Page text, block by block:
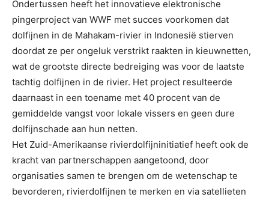
Ondertussen heeft het innovatieve elektronische
pingerproject van WWF met succes voorkomen dat
dolfijnen in de Mahakam-rivier in Indonesië stierven
doordat ze per ongeluk verstrikt raakten in kieuwnetten,
wat de grootste directe bedreiging was voor de laatste
tachtig dolfijnen in de rivier. Het project resulteerde
daarnaast in een toename met 40 procent van de
gemiddelde vangst voor lokale vissers en geen dure
dolfijnschade aan hun netten.
Het Zuid-Amerikaanse rivierdolfijninitiatief heeft ook de
kracht van partnerschappen aangetoond, door
organisaties samen te brengen om de wetenschap te
bevorderen, rivierdolfijnen te merken en via satellieten